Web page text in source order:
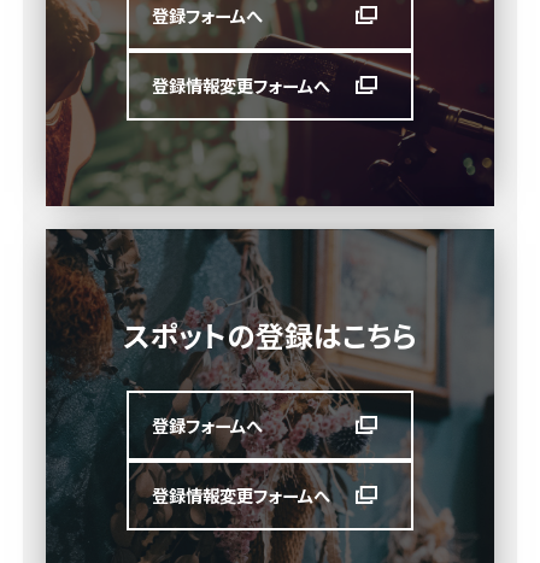
登録フォームへ
登録情報変更フォームへ
スポットの登録はこちら
登録フォームへ
登録情報変更フォームへ